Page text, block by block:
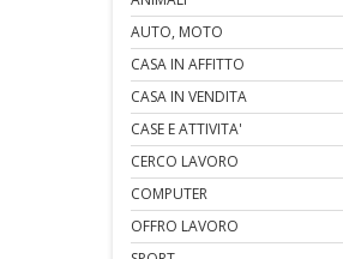
AUTO, MOTO
CASA IN AFFITTO
CASA IN VENDITA
CASE E ATTIVITA'
CERCO LAVORO
COMPUTER
OFFRO LAVORO